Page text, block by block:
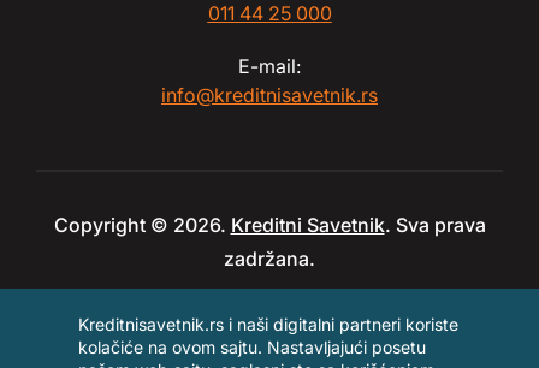
011 44 25 000
E-mail:
info@kreditnisavetnik.rs
Copyright © 2026. Kreditni Savetnik. Sva prava
zadržana.
Kreditnisavetnik.rs i naši digitalni partneri koriste
kolačiće na ovom sajtu. Nastavljajući posetu